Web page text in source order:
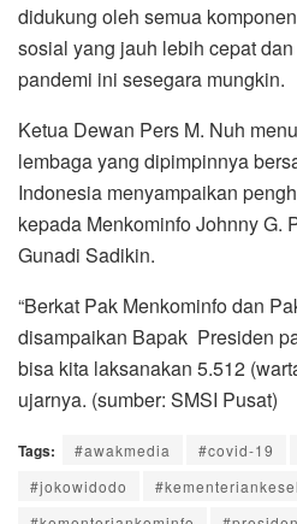
didukung oleh semua
sosial yang jauh lebih cepat
pandemi ini sesegara mungkin.
Ketua Dewan Pers M. Nuh
lembaga yang dipimpinnya
Indonesia menyampaikan
kepada Menkominfo Johnny G.
Gunadi Sadikin.
“Berkat Pak Menkominfo dan
disampaikan Bapak Presiden
bisa kita laksanakan 5.512
ujarnya. (sumber: SMSI Pusat)
Tags: #awakmedia #covid-19
#jokowidodo